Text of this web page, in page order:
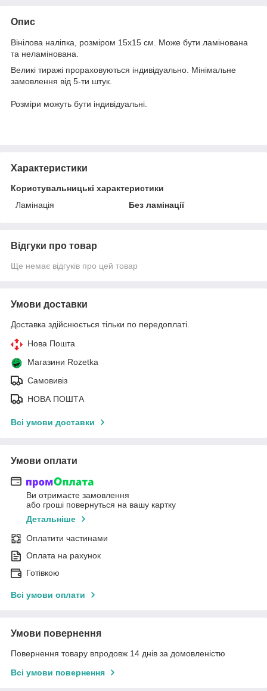
Опис
Вінілова наліпка, розміром 15х15 см. Може бути ламінована
та неламінована.
Великі тиражі прораховуються індивідуально. Мінімальне
замовлення від 5-ти штук.
Розміри можуть бути індивідуальні.
Характеристики
Користувальницькі характеристики
Ламінація
Без ламінації
Відгуки про товар
Ще немає відгуків про цей товар
Умови доставки
Доставка здійснюється тільки по передоплаті.
Нова Пошта
Магазини Rozetka
Самовивіз
НОВА ПОШТА
Всі умови доставки
Умови оплати
Ви отримаєте замовлення
або гроші повернуться на вашу картку
Детальніше
Оплатити частинами
Оплата на рахунок
Готівкою
Всі умови оплати
Умови повернення
Повернення товару впродовж 14 днів за домовленістю
Всі умови повернення